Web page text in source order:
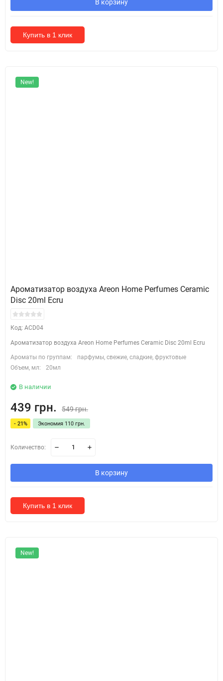
В корзину
Купить в 1 клик
New!
Ароматизатор воздуха Areon Home Perfumes Ceramic
Disc 20ml Ecru
Код: ACD04
Ароматизатор воздуха Areon Home Perfumes Ceramic Disc 20ml Ecru
Ароматы по группам:
парфумы, свежие, сладкие, фруктовые
Объем, мл:
20мл
В наличии
439 грн. 549 грн.
- 21% Экономия 110 грн.
Количество:
В корзину
Купить в 1 клик
New!